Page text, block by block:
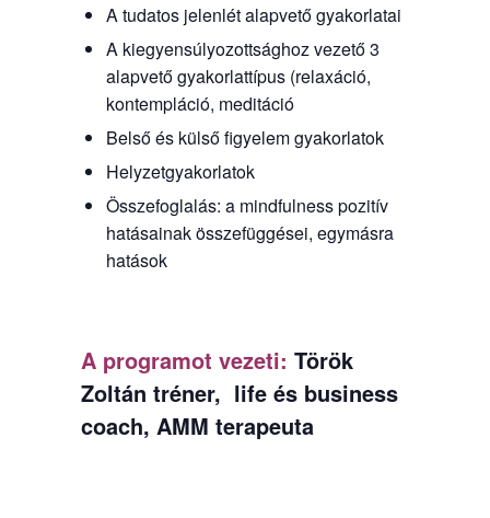
A tudatos jelenlét alapvető gyakorlatai
A kiegyensúlyozottsághoz vezető 3
alapvető gyakorlattípus (relaxáció,
kontempláció, meditáció
Belső és külső figyelem gyakorlatok
Helyzetgyakorlatok
Összefoglalás: a mindfulness pozitív
hatásainak összefüggései, egymásra
hatások
A programot vezeti: Török
Zoltán tréner, life és business
coach, AMM terapeuta